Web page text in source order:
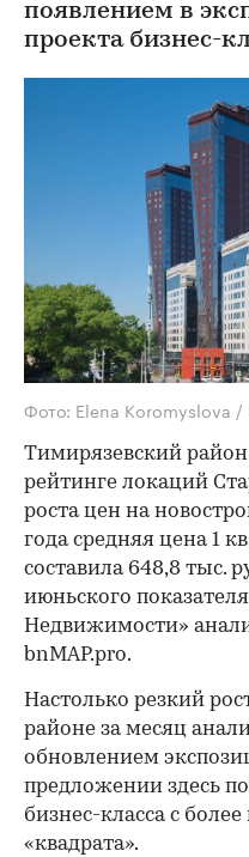
появлением в
проекта бизнес-
Фото: Elena Koromyslova
Тимирязевский район
рейтинге локаций
роста цен на
года средняя цена 1
составила 648,8 тыс.
июньского
Недвижимости»
bnMAP.pro.
Настолько резкий
районе за месяц
обновлением
предложении здесь
бизнес-класса с
«квадрата».